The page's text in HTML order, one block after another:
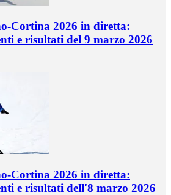
Cortina 2026 in diretta:
e risultati del 9 marzo 2026
Cortina 2026 in diretta:
e risultati dell'8 marzo 2026